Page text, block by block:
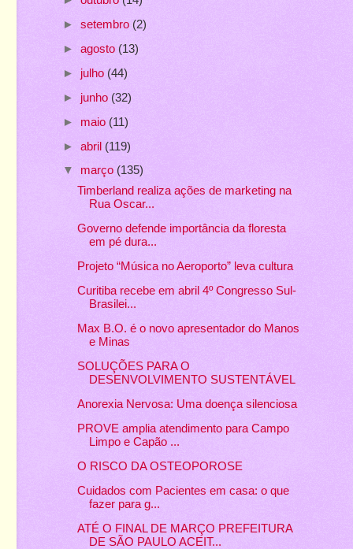
► setembro (2)
► agosto (13)
► julho (44)
► junho (32)
► maio (11)
► abril (119)
▼ março (135)
Timberland realiza ações de marketing na
Rua Oscar...
Governo defende importância da floresta
em pé dura...
Projeto “Música no Aeroporto” leva cultura
Curitiba recebe em abril 4º Congresso Sul-
Brasilei...
Max B.O. é o novo apresentador do Manos
e Minas
SOLUÇÕES PARA O
DESENVOLVIMENTO SUSTENTÁVEL‏
Anorexia Nervosa: Uma doença silenciosa
PROVE amplia atendimento para Campo
Limpo e Capão ...
O RISCO DA OSTEOPOROSE
Cuidados com Pacientes em casa: o que
fazer para g...
ATÉ O FINAL DE MARÇO PREFEITURA
DE SÃO PAULO ACEIT...